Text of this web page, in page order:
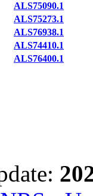
ALS75090.1
ALS75273.1
ALS76938.1
ALS74410.1
ALS76400.1